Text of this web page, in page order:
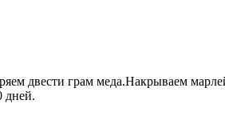
двести грам меда.Накрываем
дней.